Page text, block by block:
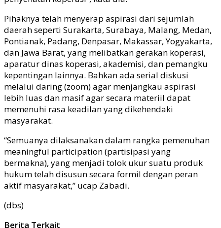
Pihaknya telah menyerap aspirasi dari sejumlah
daerah seperti Surakarta, Surabaya, Malang, Medan,
Pontianak, Padang, Denpasar, Makassar, Yogyakarta,
dan Jawa Barat, yang melibatkan gerakan koperasi,
aparatur dinas koperasi, akademisi, dan pemangku
kepentingan lainnya. Bahkan ada serial diskusi
melalui daring (zoom) agar menjangkau aspirasi
lebih luas dan masif agar secara materiil dapat
memenuhi rasa keadilan yang dikehendaki
masyarakat.
“Semuanya dilaksanakan dalam rangka pemenuhan
meaningful participation (partisipasi yang
bermakna), yang menjadi tolok ukur suatu produk
hukum telah disusun secara formil dengan peran
aktif masyarakat,” ucap Zabadi.
(dbs)
Berita Terkait